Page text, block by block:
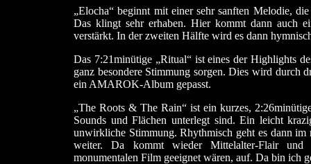
„Elocha“ beginnt mit einer sehr sanften Melodie,
Das klingt sehr erhaben. Hier kommt dann auch
verstärkt. In der zweiten Hälfte wird es dann
Das 7:21minütige „Ritual“ ist eines der Highlights
ganz besondere Stimmung sorgen. Dies wird durch
ein AMAROK-Album gepasst.
„The Roots & The Rain“ ist ein kurzes,
Sounds und Flächen unterlegt sind. Ein leicht
unwirkliche Stimmung. Rhythmisch geht es dann
weiter. Da kommt wieder Mittelalter-Flair und
monumentalen Film geeignet wären, auf. Da bin ich